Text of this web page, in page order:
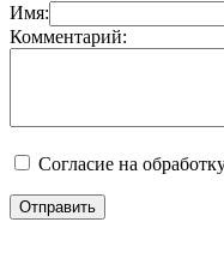
Имя:
Комментарий:
Согласие на